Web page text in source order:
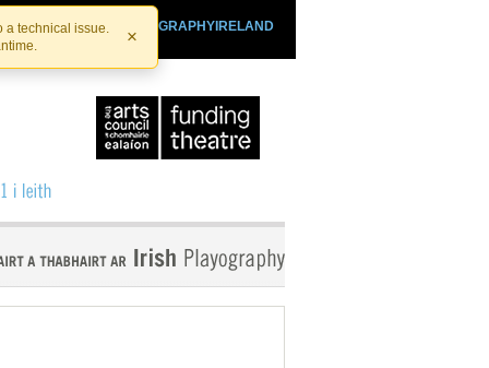
a technical issue.
×
PLAYOGRAPHYIRELAND